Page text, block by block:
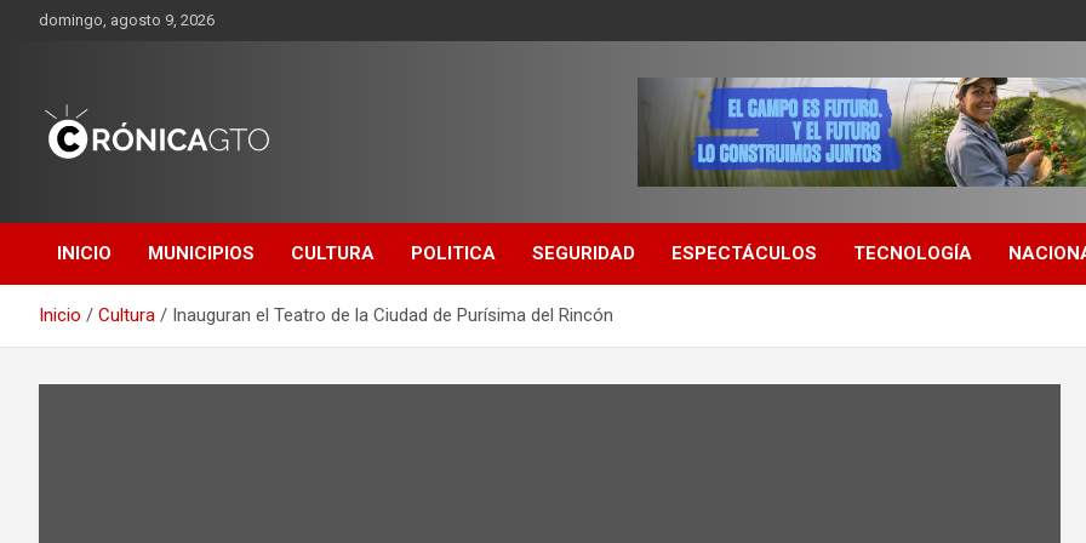
domingo, agosto 9, 2026
GUANAJUATO
INICIO MUNICIPIOS CULTURA POLITICA SEGURIDAD ESPECTÁCULOS TECNOLOGÍA
Inicio Cultura Inauguran el Teatro de la Ciudad de Purísima del Rincón